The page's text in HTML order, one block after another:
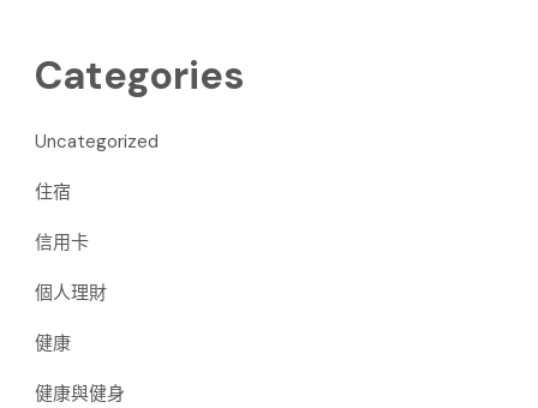
Categories
Uncategorized
住宿
信用卡
個人理財
健康
健康與健身